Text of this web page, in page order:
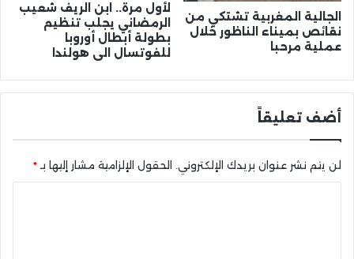
الجالية المغربية تشتكي من
نقائص بميناء الناظور خلال
عملية مرحبا
لأول مرة.. ابن الريف شعيب
الرمضاني يجلب تنظيم
بطولة أبطال أوروبا
للفوتسال الى هولندا
أضف تعليقاً
لن يتم نشر عنوان بريدك الإلكتروني. الحقول الإلزامية مشار إليها بـ *